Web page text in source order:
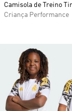
Camisola de Treino
Criança Performance